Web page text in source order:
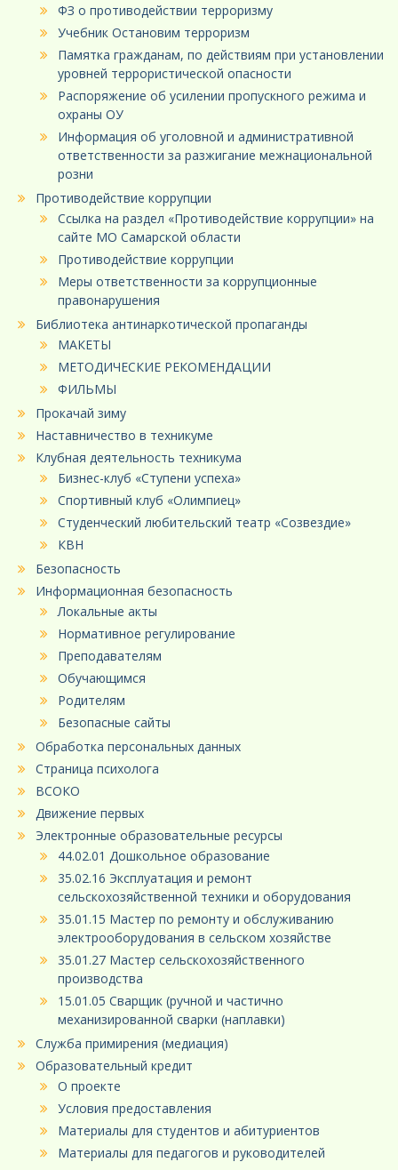
ФЗ о противодействии терроризму
Учебник Остановим терроризм
Памятка гражданам, по действиям при установлении
уровней террористической опасности
Распоряжение об усилении пропускного режима и
охраны ОУ
Информация об уголовной и административной
ответственности за разжигание межнациональной
розни
Противодействие коррупции
Ссылка на раздел «Противодействие коррупции» на
сайте МО Самарской области
Противодействие коррупции
Меры ответственности за коррупционные
правонарушения
Библиотека антинаркотической пропаганды
МАКЕТЫ
МЕТОДИЧЕСКИЕ РЕКОМЕНДАЦИИ
ФИЛЬМЫ
Прокачай зиму
Наставничество в техникуме
Клубная деятельность техникума
Бизнес-клуб «Ступени успеха»
Спортивный клуб «Олимпиец»
Студенческий любительский театр «Созвездие»
КВН
Безопасность
Информационная безопасность
Локальные акты
Нормативное регулирование
Преподавателям
Обучающимся
Родителям
Безопасные сайты
Обработка персональных данных
Страница психолога
ВСОКО
Движение первых
Электронные образовательные ресурсы
44.02.01 Дошкольное образование
35.02.16 Эксплуатация и ремонт
сельскохозяйственной техники и оборудования
35.01.15 Мастер по ремонту и обслуживанию
электрооборудования в сельском хозяйстве
35.01.27 Мастер сельскохозяйственного
производства
15.01.05 Сварщик (ручной и частично
механизированной сварки (наплавки)
Служба примирения (медиация)
Образовательный кредит
О проекте
Условия предоставления
Материалы для студентов и абитуриентов
Материалы для педагогов и руководителей